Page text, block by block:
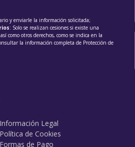
y enviarle la información solicitada;
: Solo se realizan cesiones si existe una
como otros derechos, como se indica en la
la información completa de Protección de
Información Legal
Política de Cookies
Formas de Pago